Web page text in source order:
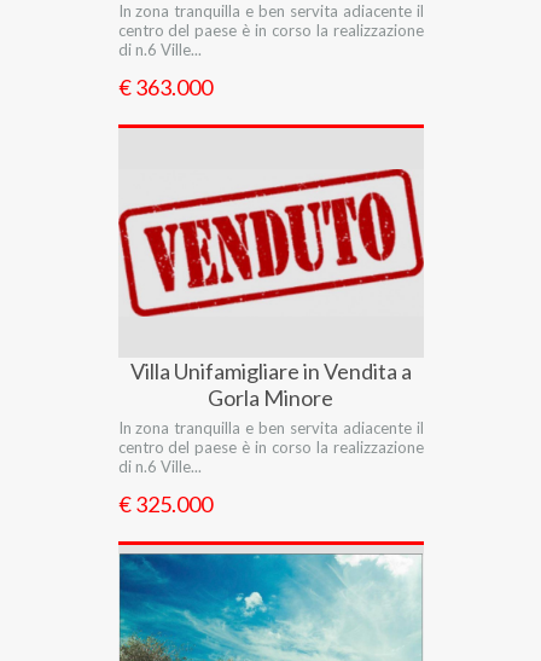
In zona tranquilla e ben servita adiacente il
centro del paese è in corso la realizzazione
di n.6 Ville...
€ 363.000
Villa Unifamigliare in Vendita a
Gorla Minore
In zona tranquilla e ben servita adiacente il
centro del paese è in corso la realizzazione
di n.6 Ville...
€ 325.000